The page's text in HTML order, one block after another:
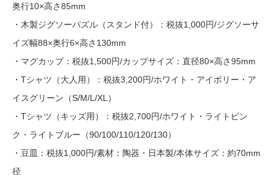
奥行10×高さ85mm
・木製ジグソーパズル（スタンド付）：税抜1,000円/ジグソーサ
イズ幅88×奥行6×高さ130mm
・マグカップ：税抜1,500円/カップサイズ：直径80×高さ95mm
・Tシャツ（大人用）：税抜3,200円/ホワイト・アイボリー・ア
イスグリーン（S/M/L/XL）
・Tシャツ（キッズ用）：税抜2,700円/ホワイト・ライトピン
ク・ライトブルー（90/100/110/120/130）
・豆皿：税抜1,000円/素材：陶器・日本製/本体サイズ：約70mm
径